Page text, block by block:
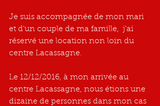
Je suis accompagnée de mon mari
et d'un couple de ma famille,  j'ai
réservé une location non loin du
centre Lacassagne.
Le 12/12/2016, à mon arrivée au
centre Lacassagne, nous étions une
dizaine de personnes dans mon cas